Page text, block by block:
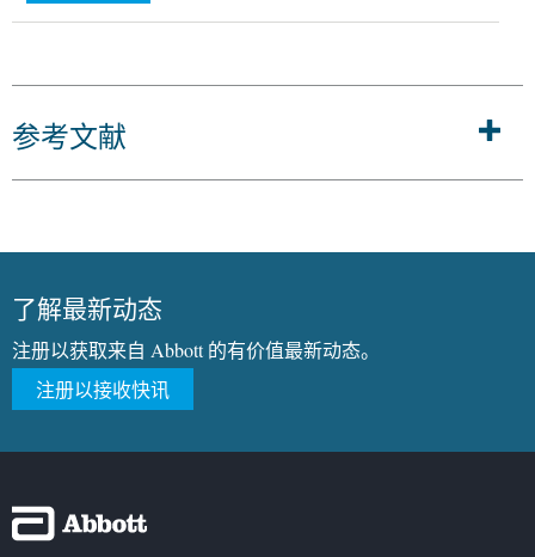
参考文献
了解最新动态
注册以获取来自 Abbott 的有价值最新动态。
注册以接收快讯